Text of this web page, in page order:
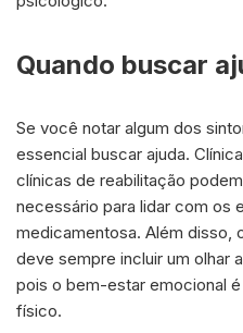
Quando buscar
Se você notar algum dos
essencial buscar ajuda.
clínicas de reabilitação
necessário para lidar com os
medicamentosa. Além disso,
deve sempre incluir um olhar
pois o bem-estar emocional
físico.